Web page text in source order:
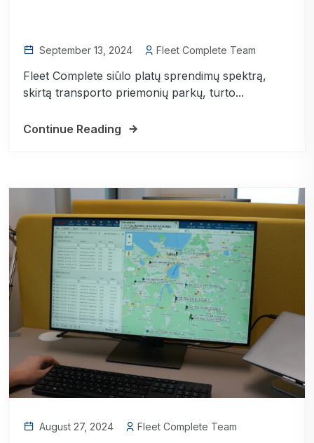
September 13, 2024 Fleet Complete Team
Fleet Complete siūlo platų sprendimų spektrą,
skirtą transporto priemonių parkų, turto...
Continue Reading
August 27, 2024 Fleet Complete Team